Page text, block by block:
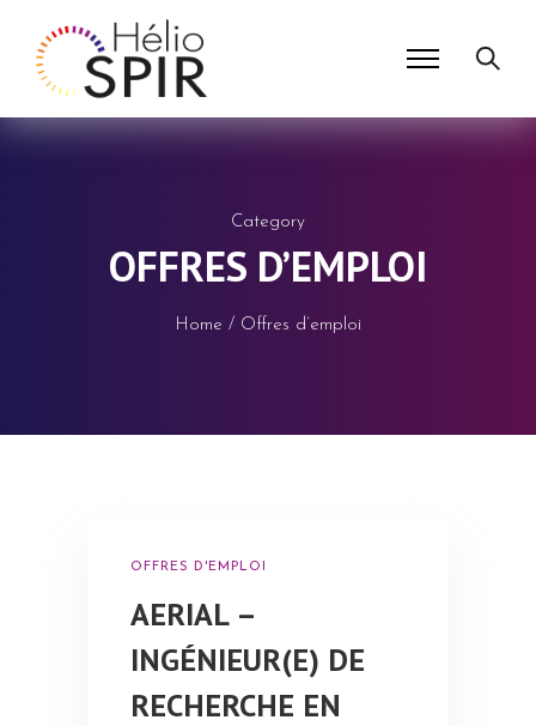
Category
OFFRES D’EMPLOI
Home / Offres d’emploi
OFFRES D'EMPLOI
AERIAL –
INGÉNIEUR(E) DE
RECHERCHE EN